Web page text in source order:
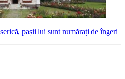
pașii lui sunt numărați de îngeri